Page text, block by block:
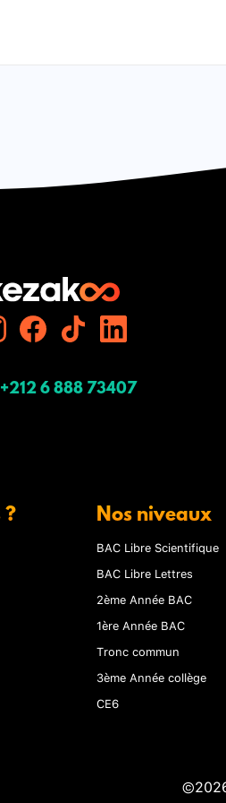
+212 6 888 73407
? Nos niveaux
BAC Libre Scientifique
BAC Libre Lettres
2ème Année BAC
1ère Année BAC
Tronc commun
3ème Année collège
CE6